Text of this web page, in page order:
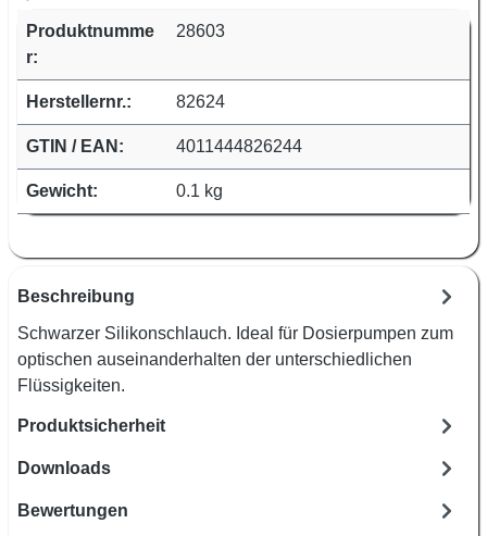
Produktnumme
r:
28603
Herstellernr.: 82624
GTIN / EAN: 4011444826244
Gewicht: 0.1 kg
Beschreibung
Schwarzer Silikonschlauch. Ideal für Dosierpumpen zum
optischen auseinanderhalten der unterschiedlichen
Flüssigkeiten.
Produktsicherheit
Downloads
Bewertungen